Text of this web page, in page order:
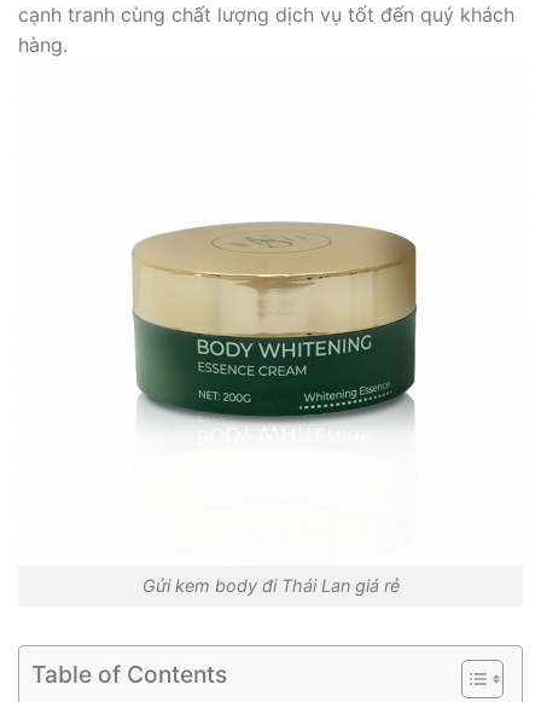
cạnh tranh cùng chất lượng dịch vụ tốt đến quý khách
hàng.
Gửi kem body đi Thái Lan giá rẻ
Table of Contents